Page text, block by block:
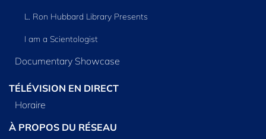
L. Ron Hubbard Library Presents
I am a Scientologist
Documentary Showcase
TÉLÉVISION EN DIRECT
Horaire
À PROPOS DU RÉSEAU